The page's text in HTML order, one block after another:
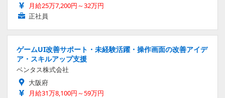
月給25万7,200円～32万円
正社員
ゲームUI改善サポート・未経験活躍・操作画面の改善アイデ
ア・スキルアップ支援
ベンタス株式会社
大阪府
月給31万8,100円～59万円